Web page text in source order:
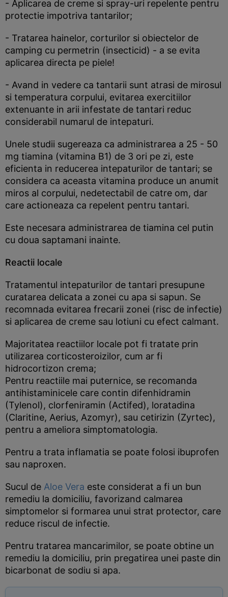
- Aplicarea de creme si spray-uri repelente pentru
protectie impotriva tantarilor;
- Tratarea hainelor, corturilor si obiectelor de
camping cu permetrin (insecticid) - a se evita
aplicarea directa pe piele!
- Avand in vedere ca tantarii sunt atrasi de mirosul
si temperatura corpului, evitarea exercitiilor
extenuante in arii infestate de tantari reduc
considerabil numarul de intepaturi.
Unele studii sugereaza ca administrarea a 25 - 50
mg tiamina (vitamina B1) de 3 ori pe zi, este
eficienta in reducerea intepaturilor de tantari; se
considera ca aceasta vitamina produce un anumit
miros al corpului, nedetectabil de catre om, dar
care actioneaza ca repelent pentru tantari.
Este necesara administrarea de tiamina cel putin
cu doua saptamani inainte.
Reactii locale
Tratamentul intepaturilor de tantari presupune
curatarea delicata a zonei cu apa si sapun. Se
recomnada evitarea frecarii zonei (risc de infectie)
si aplicarea de creme sau lotiuni cu efect calmant.
Majoritatea reactiilor locale pot fi tratate prin
utilizarea corticosteroizilor, cum ar fi
hidrocortizon crema;
Pentru reactiile mai puternice, se recomanda
antihistaminicele care contin difenhidramin
(Tylenol), clorfeniramin (Actifed), loratadina
(Claritine, Aerius, Azomyr), sau cetirizin (Zyrtec),
pentru a ameliora simptomatologia.
Pentru a trata inflamatia se poate folosi ibuprofen
sau naproxen.
Sucul de Aloe Vera este considerat a fi un bun
remediu la domiciliu, favorizand calmarea
simptomelor si formarea unui strat protector, care
reduce riscul de infectie.
Pentru tratarea mancarimilor, se poate obtine un
remediu la domiciliu, prin pregatirea unei paste din
bicarbonat de sodiu si apa.